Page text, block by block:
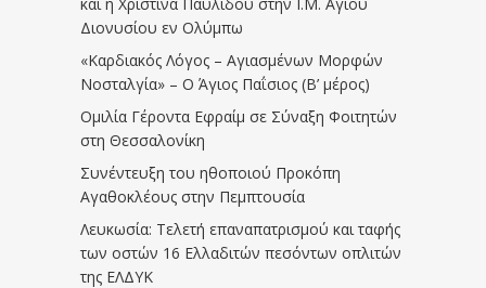
Διονυσίου εν Ολύμπω
«Καρδιακός Λόγος – Αγιασμένων Μορφών
Νοσταλγία» – Ο Άγιος Παΐσιος (Β’ μέρος)
Ομιλία Γέροντα Εφραίμ σε Σύναξη Φοιτητών
στη Θεσσαλονίκη
Συνέντευξη του ηθοποιού Προκόπη
Αγαθοκλέους στην Πεμπτουσία
Λευκωσία: Τελετή επαναπατρισμού και ταφής
των οστών 16 Ελλαδιτών πεσόντων οπλιτών
της ΕΛΔΥΚ